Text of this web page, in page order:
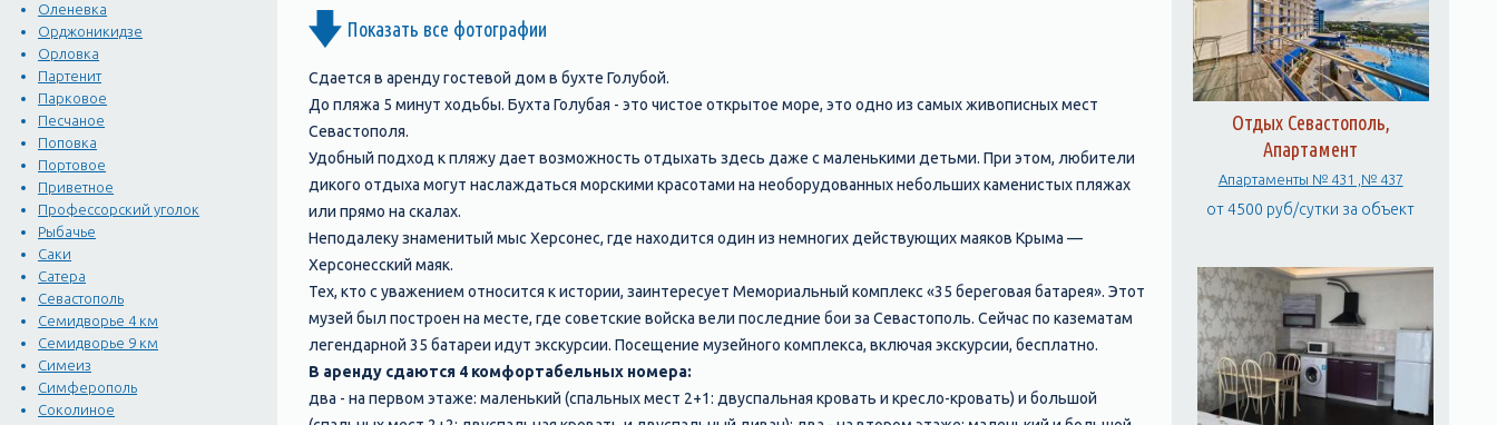
Оленевка
Орджоникидзе
Орловка
Партенит
Парковое
Песчаное
Поповка
Портовое
Приветное
Профессорский уголок
Рыбачье
Саки
Сатера
Севастополь
Семидворье 4 км
Семидворье 9 км
Симеиз
Симферополь
Соколиное
Показать все фотографии
Сдается в аренду гостевой дом в бухте Голубой.
До пляжа 5 минут ходьбы. Бухта Голубая - это чистое открытое море, это одно из самых живописных мест
Севастополя.
Удобный подход к пляжу дает возможность отдыхать здесь даже с маленькими детьми. При этом, любители
дикого отдыха могут наслаждаться морскими красотами на необорудованных небольших каменистых пляжах
или прямо на скалах.
Неподалеку знаменитый мыс Херсонес, где находится один из немногих действующих маяков Крыма —
Херсонесский маяк.
Тех, кто с уважением относится к истории, заинтересует Мемориальный комплекс «35 береговая батарея». Этот
музей был построен на месте, где советские войска вели последние бои за Севастополь. Сейчас по казематам
легендарной 35 батареи идут экскурсии. Посещение музейного комплекса, включая экскурсии, бесплатно.
В аренду сдаются 4 комфортабельных номера:
два - на первом этаже: маленький (спальных мест 2+1: двуспальная кровать и кресло-кровать) и большой
Отдых Севастополь,
Апартамент
Апартаменты № 431 ,№ 437
от 4500 руб/сутки за объект